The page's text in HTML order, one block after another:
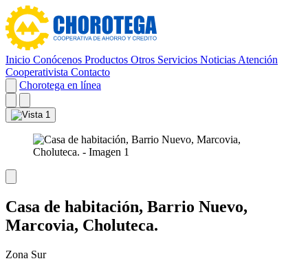
Inicio Conócenos Productos Otros Servicios Noticias Atención
Cooperativista Contacto
Chorotega en línea
Casa de habitación, Barrio Nuevo,
Marcovia, Choluteca.
Zona Sur